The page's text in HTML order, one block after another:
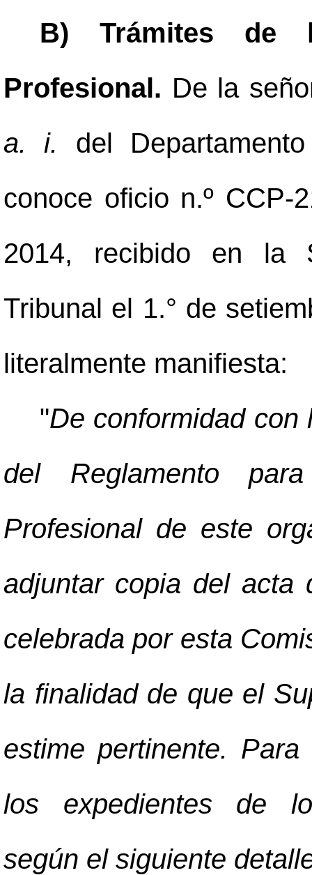
B) Trámites de
Profesional. De la
a. i.
del
conoce oficio n.º CCP-
2014, recibido en la
Tribunal el 1.° de
literalmente manifiesta:
"De conformidad
del Reglamento
Profesional de este
adjuntar copia del acta
celebrada por esta
la finalidad de que el
estime pertinente.
los expedientes de
según el siguiente